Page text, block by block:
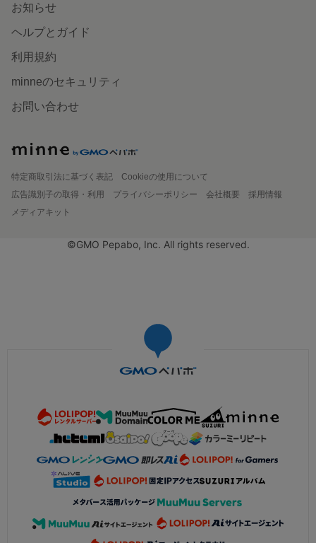
お知らせ
ヘルプとガイド
利用規約
minneのセキュリティ
お問い合わせ
特定商取引法に基づく表記
Cookieの使用について
広告識別子の取得・利用
プライバシーポリシー 会社概要
採用情報
メディアキット
©GMO Pepabo, Inc. All rights reserved.